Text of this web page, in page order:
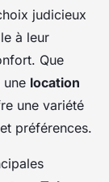
judicieux
à leur
Que
une location
une variété
préférences.